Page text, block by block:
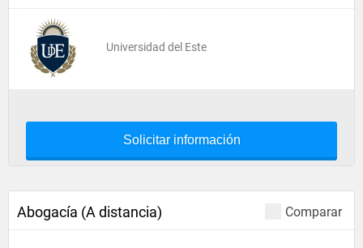
Universidad del Este
Solicitar información
Comparar
Abogacía (A distancia)